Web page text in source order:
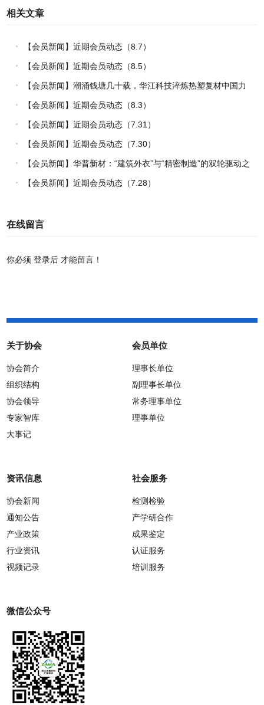
相关文章
【会员新闻】近期会员动态（8.7）
【会员新闻】近期会员动态（8.5）
【会员新闻】潮涌钱塘几十载，华江科技淬炼热塑复材中国力
量
【会员新闻】近期会员动态（8.3）
【会员新闻】近期会员动态（7.31）
【会员新闻】近期会员动态（7.30）
【会员新闻】华普新材：“建筑外衣”与“精密制造”的双轮驱动之
路
【会员新闻】近期会员动态（7.28）
在线留言
你必须登录后 才能留言！
关于协会
协会简介
组织结构
协会领导
专家智库
大事记
会员单位
理事长单位
副理事长单位
常务理事单位
理事单位
资讯信息
协会新闻
通知公告
产业政策
行业资讯
视频记录
社会服务
检测检验
产学研合作
成果鉴定
认证服务
培训服务
微信公众号